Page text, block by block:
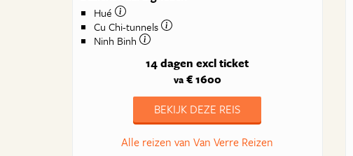
Hué
Cu Chi-tunnels
Ninh Binh
14 dagen excl ticket
va€ 1600
BEKIJK DEZE REIS
Alle reizen van Van Verre Reizen